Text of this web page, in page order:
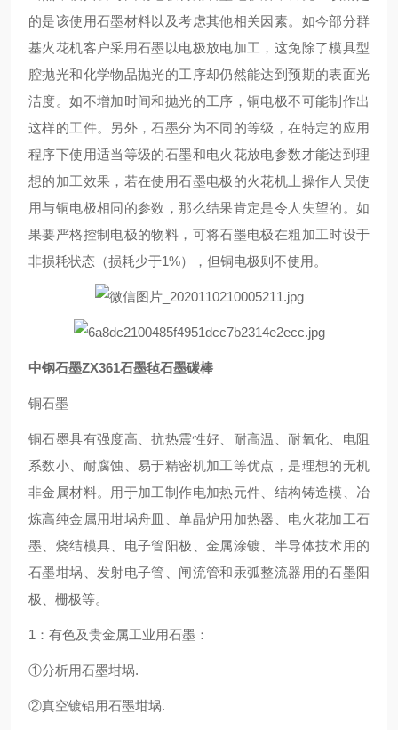
的是该使用石墨材料以及考虑其他相关因素。如今部分群
基火花机客户采用石墨以电极放电加工，这免除了模具型
腔抛光和化学物品抛光的工序却仍然能达到预期的表面光
洁度。如不增加时间和抛光的工序，铜电极不可能制作出
这样的工件。另外，石墨分为不同的等级，在特定的应用
程序下使用适当等级的石墨和电火花放电参数才能达到理
想的加工效果，若在使用石墨电极的火花机上操作人员使
用与铜电极相同的参数，那么结果肯定是令人失望的。如
果要严格控制电极的物料，可将石墨电极在粗加工时设于
非损耗状态（损耗少于1%），但铜电极则不使用。
中钢石墨ZX361石墨毡石墨碳棒
铜石墨
铜石墨具有强度高、抗热震性好、耐高温、耐氧化、电阻
系数小、耐腐蚀、易于精密机加工等优点，是理想的无机
非金属材料。用于加工制作电加热元件、结构铸造模、冶
炼高纯金属用坩埚舟皿、单晶炉用加热器、电火花加工石
墨、烧结模具、电子管阳极、金属涂镀、半导体技术用的
石墨坩埚、发射电子管、闸流管和汞弧整流器用的石墨阳
极、栅极等。
1：有色及贵金属工业用石墨：
①分析用石墨坩埚.
②真空镀铝用石墨坩埚.